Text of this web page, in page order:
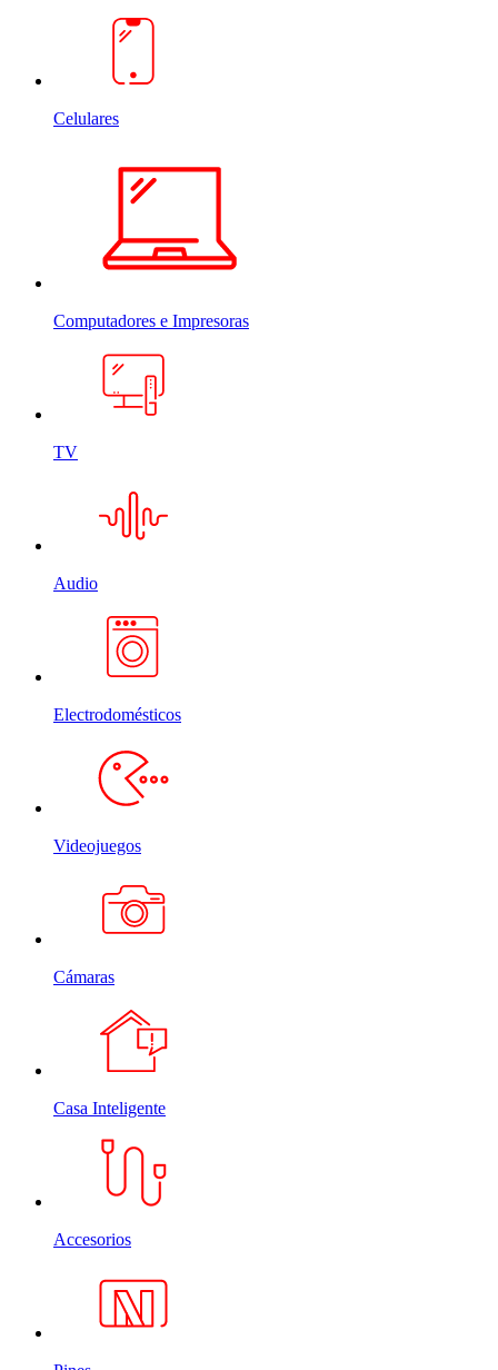
Celulares
Computadores e Impresoras
TV
Audio
Electrodomésticos
Videojuegos
Cámaras
Casa Inteligente
Accesorios